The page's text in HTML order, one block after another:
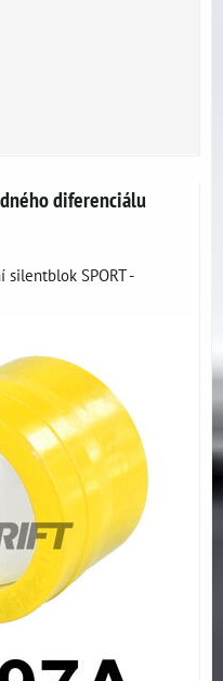
diferenciálu
SPORT -